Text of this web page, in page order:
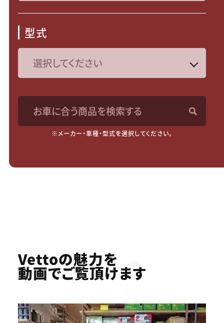
型式
お車に合う商品を検索する
※メーカー・車種・型式を選択してください。
Youtube
Vettoの魅力を
動画でご覧頂けます